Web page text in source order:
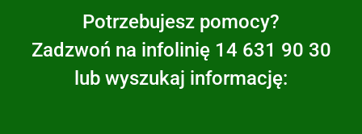
Potrzebujesz pomocy?
Zadzwoń na infolinię 14 631 90 30
lub wyszukaj informację: